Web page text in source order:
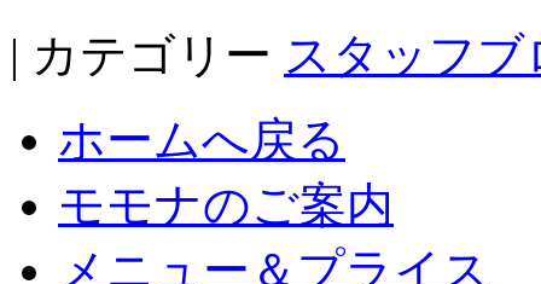
| カテゴリー スタッフブ
ホームへ戻る
モモナのご案内
メニュー＆プライス